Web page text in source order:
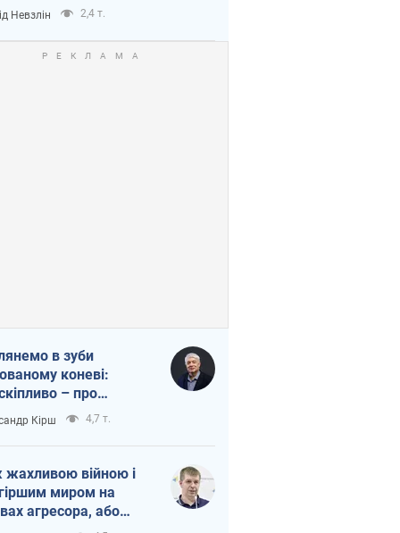
Невзлін 2,4 т.
в зуби
коневі:
– про
Україні
Кірш 4,7 т.
жахливою війною і
миром на
агресора, або